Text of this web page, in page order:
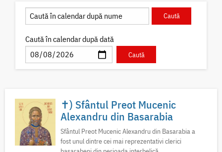
Caută în calendar după dată
✝) Sfântul Preot Mucenic
Alexandru din Basarabia
Sfântul Preot Mucenic Alexandru din Basarabia a
fost unul dintre cei mai reprezentativi clerici